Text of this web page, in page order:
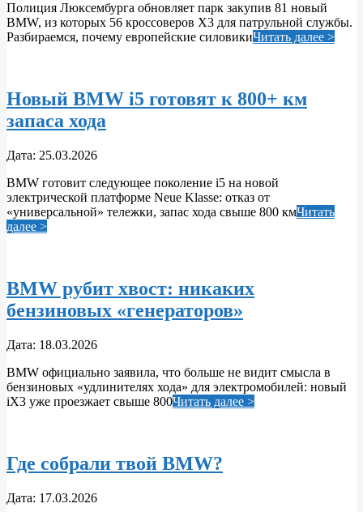
26
Полиция Люксембурга обновляет парк закупив 81 новый
BMW, из которых 56 кроссоверов X3 для патрульной службы.
Разбираемся, почему европейские силовикиЧитать далее >
Новый BMW i5 готовят к 800+ км
запаса хода
2026-
25
Дата: 25.03.2026
BMW готовит следующее поколение i5 на новой
электрической платформе Neue Klasse: отказ от
«универсальной» тележки, запас хода свыше 800 кмЧитать
далее >
BMW рубит хвост: никаких
бензиновых «генераторов»
2026-
18
Дата: 18.03.2026
BMW официально заявила, что больше не видит смысла в
бензиновых «удлинителях хода» для электромобилей: новый
iX3 уже проезжает свыше 800Читать далее >
Где собрали твой BMW?
2026-
Дата: 17.03.2026